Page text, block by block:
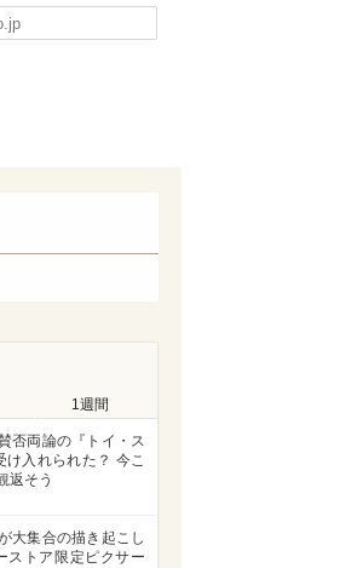
1週間
否両論の『トイ・ス
け入れられた？ 今こ
返そう
大集合の描き起こし
ストア限定ピクサー